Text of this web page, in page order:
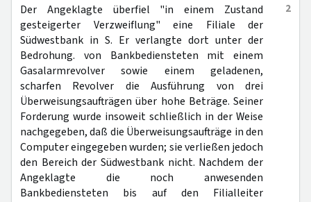
2
Der Angeklagte überfiel "in einem Zustand
gesteigerter Verzweiflung" eine Filiale der
Südwestbank in S. Er verlangte dort unter der
Bedrohung. von Bankbediensteten mit einem
Gasalarmrevolver sowie einem geladenen,
scharfen Revolver die Ausführung von drei
Überweisungsaufträgen über hohe Beträge. Seiner
Forderung wurde insoweit schließlich in der Weise
nachgegeben, daß die Überweisungsaufträge in den
Computer eingegeben wurden; sie verließen jedoch
den Bereich der Südwestbank nicht. Nachdem der
Angeklagte die noch anwesenden
Bankbediensteten bis auf den Filialleiter